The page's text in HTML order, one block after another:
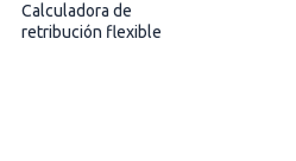
Calculadora de
retribución flexible